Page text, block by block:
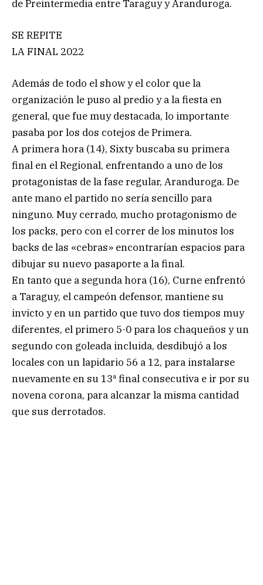
de Preintermedia entre Taraguy y Aranduroga.
SE REPITE
LA FINAL 2022
Además de todo el show y el color que la
organización le puso al predio y a la fiesta en
general, que fue muy destacada, lo importante
pasaba por los dos cotejos de Primera.
A primera hora (14), Sixty buscaba su primera
final en el Regional, enfrentando a uno de los
protagonistas de la fase regular, Aranduroga. De
ante mano el partido no sería sencillo para
ninguno. Muy cerrado, mucho protagonismo de
los packs, pero con el correr de los minutos los
backs de las «cebras» encontrarían espacios para
dibujar su nuevo pasaporte a la final.
En tanto que a segunda hora (16), Curne enfrentó
a Taraguy, el campeón defensor, mantiene su
invicto y en un partido que tuvo dos tiempos muy
diferentes, el primero 5-0 para los chaqueños y un
segundo con goleada incluida, desdibujó a los
locales con un lapidario 56 a 12, para instalarse
nuevamente en su 13ª final consecutiva e ir por su
novena corona, para alcanzar la misma cantidad
que sus derrotados.